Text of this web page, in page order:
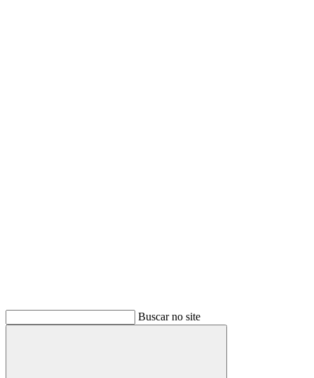
Buscar no site